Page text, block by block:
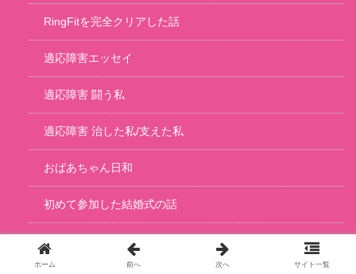
RingFitを完全クリアした話
適応障害エッセイ
適応障害 闘う私
適応障害 治した私/支えた私
おばあちゃん日和
初めて参加した結婚式の話
初めて妹とディ〇ニーに行った話
ホーム 前へ 次へ サイト一覧